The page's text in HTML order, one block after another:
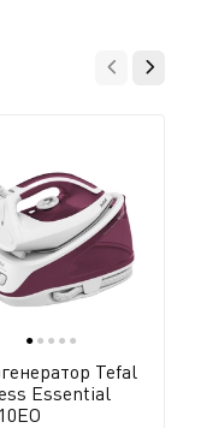
● ● ● ● ●
Tefal
Essential